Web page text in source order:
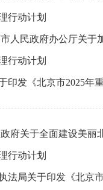
行动计划
人民政府办公厅关
行动计划
印发《北京市2025年
府关于全面建设美
行动计划
法局关于印发《北京